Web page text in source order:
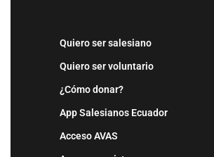
Quiero ser salesiano
Quiero ser voluntario
¿Cómo donar?
App Salesianos Ecuador
Acceso AVAS